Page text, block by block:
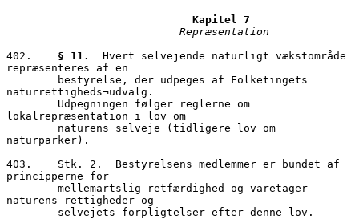
                           Repræsentation
§ 11.
  Hvert selvejende naturligt vækstområde
repræsenteres af en
naturrettigheds¬udvalg.
lokalrepræsentation i lov om
naturparker).
403.	Stk. 2.  Bestyrelsens medlemmer er bundet af
principperne for
naturens rettigheder og